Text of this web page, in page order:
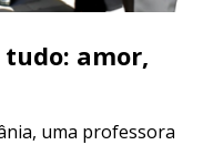
amor,
uma professora